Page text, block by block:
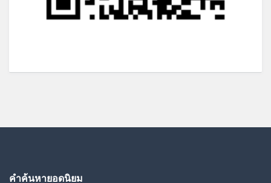
คำค้นหายอดนิยม